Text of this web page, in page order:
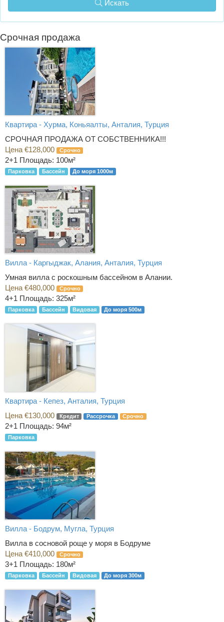
Искать
Срочная продажа
Квартира - Хурма, Коньяалты, Анталия, Турция
СРОЧНАЯ ПРОДАЖА ОТ СОБСТВЕННИКА!!!
Цена €128,000
Срочно
2+1 Площадь: 100м²
Парковка Бассейн До моря 1000м
Вилла - Каргыджак, Алания, Анталия, Турция
Умная вилла с роскошным бассейном в Алании.
Цена €480,000
Срочно
4+1 Площадь: 325м²
Парковка Бассейн Видовая До моря 500м
Квартира - Кепез, Анталия, Турция
Цена €130,000
Кредит Рассрочка Срочно
2+1 Площадь: 94м²
Парковка
Вилла - Бодрум, Мугла, Турция
Вилла в сосновой роще у моря в Бодруме
Цена €410,000
Срочно
3+1 Площадь: 180м²
Парковка Бассейн Видовая До моря 300м